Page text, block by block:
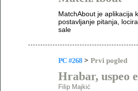
MatchAbout je aplikacija
postavljanje pitanja,
sale
PC #268 > Prvi pogled
Hrabar, uspeo
Filip Majkić